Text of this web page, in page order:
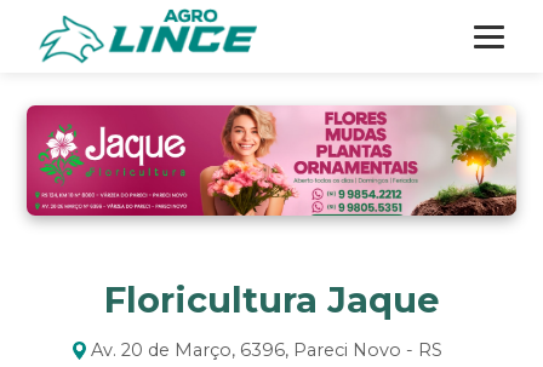
Floricultura Jaque
Av. 20 de Março, 6396, Pareci Novo - RS